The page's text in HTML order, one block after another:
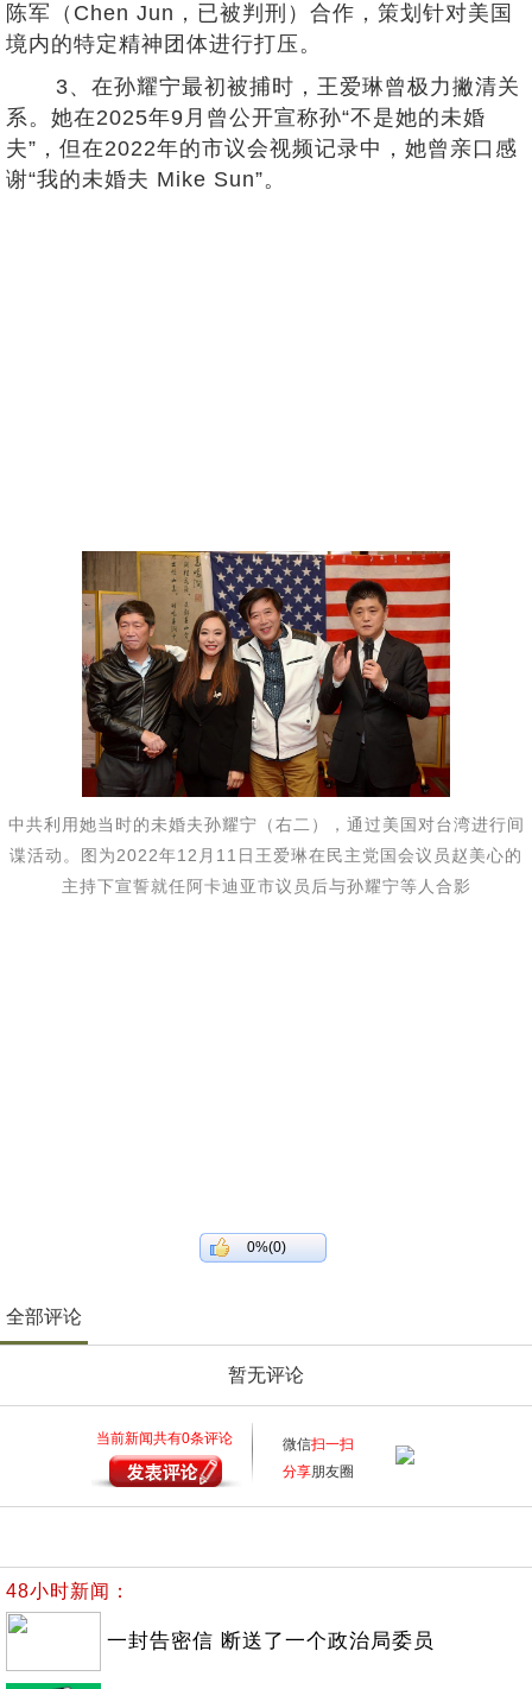
陈军（Chen Jun，已被判刑）合作，策划针对美国
境内的特定精神团体进行打压。
3、在孙耀宁最初被捕时，王爱琳曾极力撇清关
系。她在2025年9月曾公开宣称孙“不是她的未婚
夫”，但在2022年的市议会视频记录中，她曾亲口感
谢“我的未婚夫 Mike Sun”。
中共利用她当时的未婚夫孙耀宁（右二），通过美国对台湾进行间
谍活动。图为2022年12月11日王爱琳在民主党国会议员赵美心的
主持下宣誓就任阿卡迪亚市议员后与孙耀宁等人合影
0%(0)
全部评论
暂无评论
当前新闻共有0条评论 微信扫一扫
分享朋友圈
48小时新闻：
一封告密信 断送了一个政治局委员